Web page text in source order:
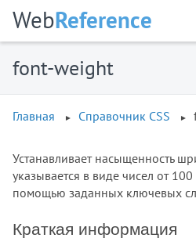
WebReference
font-weight
Главная Справочник CSS
Устанавливает насыщенность
указывается в виде чисел от
помощью заданных ключевых
Краткая информация
:empty
:first
:first-of-type
:focus-within
:fullscreen
:hover